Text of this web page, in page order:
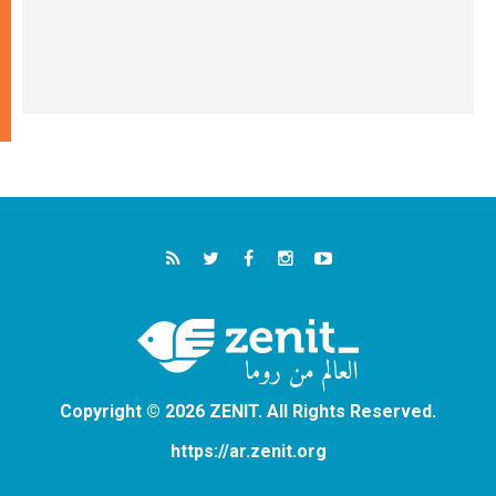
Copyright © 2026 ZENIT. All Rights Reserved.
https://ar.zenit.org